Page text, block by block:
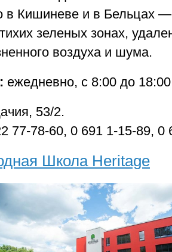
в Кишиневе и в Бельцах
зеленых зонах,
воздуха и шума.
ежедневно, с 8:00 до
53/2.
77-78-60, 0 691 1-15-89, 0
Школа Heritage